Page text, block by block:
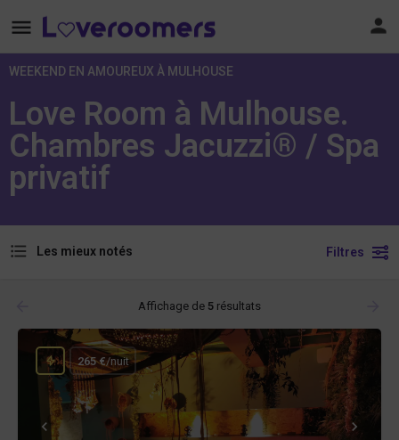
WEEKEND EN AMOUREUX À MULHOUSE
Love Room à Mulhouse.
Chambres Jacuzzi® / Spa
privatif
Les mieux notés Filtres
Affichage de 5 résultats
265 €/nuit